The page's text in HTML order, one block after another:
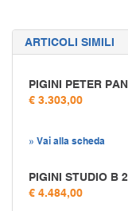
ARTICOLI SIMILI
PIGINI PETER
€ 3.303,00
» Vai alla scheda
PIGINI STUDIO B
€ 4.484,00